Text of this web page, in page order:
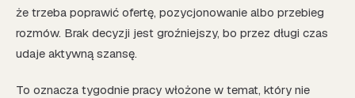
że trzeba poprawić ofertę, pozycjonowanie albo przebieg
rozmów. Brak decyzji jest groźniejszy, bo przez długi czas
udaje aktywną szansę.
To oznacza tygodnie pracy włożone w temat, który nie